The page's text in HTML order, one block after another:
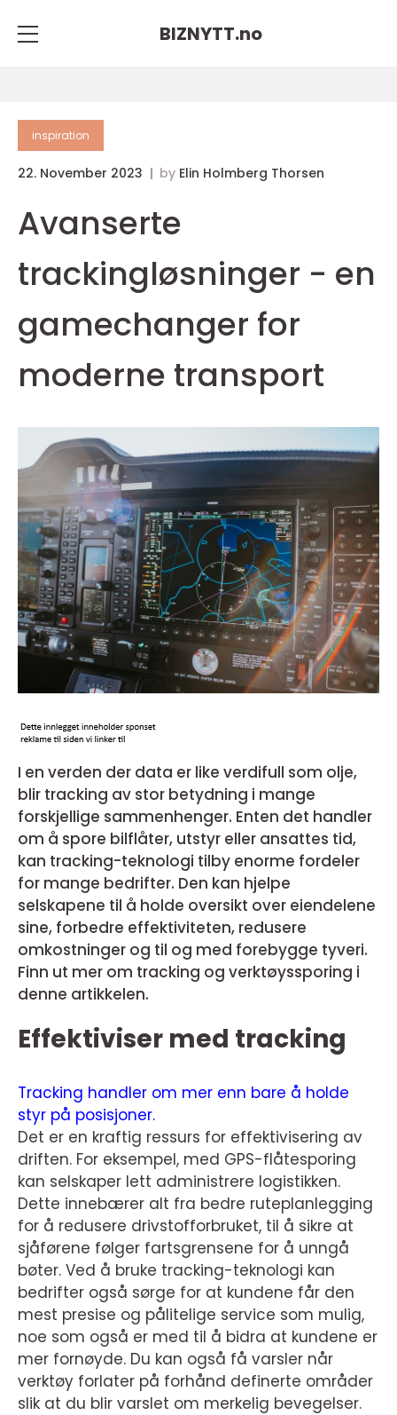
BIZNYTT.no
inspiration
22. November 2023 by Elin Holmberg Thorsen
Avanserte
trackingløsninger - en
gamechanger for
moderne transport
I en verden der data er like verdifull som olje,
blir tracking av stor betydning i mange
forskjellige sammenhenger. Enten det handler
om å spore bilflåter, utstyr eller ansattes tid,
kan tracking-teknologi tilby enorme fordeler
for mange bedrifter. Den kan hjelpe
selskapene til å holde oversikt over eiendelene
sine, forbedre effektiviteten, redusere
omkostninger og til og med forebygge tyveri.
Finn ut mer om tracking og verktøyssporing i
denne artikkelen.
Effektiviser med tracking
Tracking handler om mer enn bare å holde
styr på posisjoner.
Det er en kraftig ressurs for effektivisering av
driften. For eksempel, med GPS-flåtesporing
kan selskaper lett administrere logistikken.
Dette innebærer alt fra bedre ruteplanlegging
for å redusere drivstofforbruket, til å sikre at
sjåførene følger fartsgrensene for å unngå
bøter. Ved å bruke tracking-teknologi kan
bedrifter også sørge for at kundene får den
mest presise og pålitelige service som mulig,
noe som også er med til å bidra at kundene er
mer fornøyde. Du kan også få varsler når
verktøy forlater på forhånd definerte områder
slik at du blir varslet om merkelig bevegelser.